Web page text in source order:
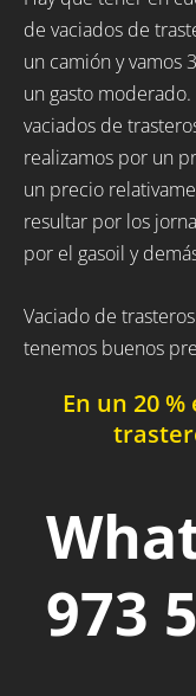
de vaciados de
un camión y vamos
un gasto
vaciados de
realizamos por un
un precio
resultar por los
por el gasoil y
Vaciado de
tenemos buenos
En un 20
973